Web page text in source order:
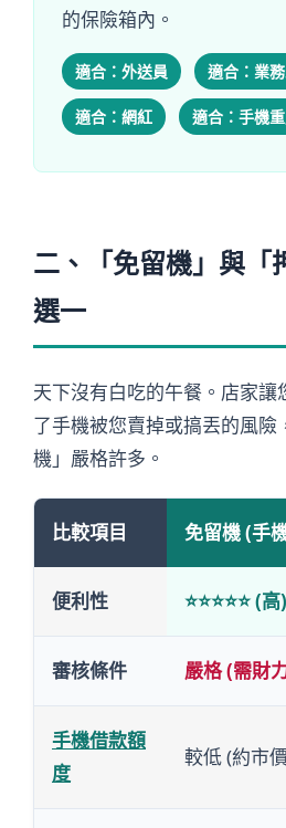
的保險箱內。
適合：外送員 適合：業
適合：網紅 適合：手機
二、「免留機」與「
選一
天下沒有白吃的午餐。店家讓
了手機被您賣掉或搞丟的風險
機」嚴格許多。
比較項目 免留機 (手
便利性 ⭐⭐⭐⭐⭐ (高)
審核條件 嚴格 (需財
手機借款額
度
較低 (約市